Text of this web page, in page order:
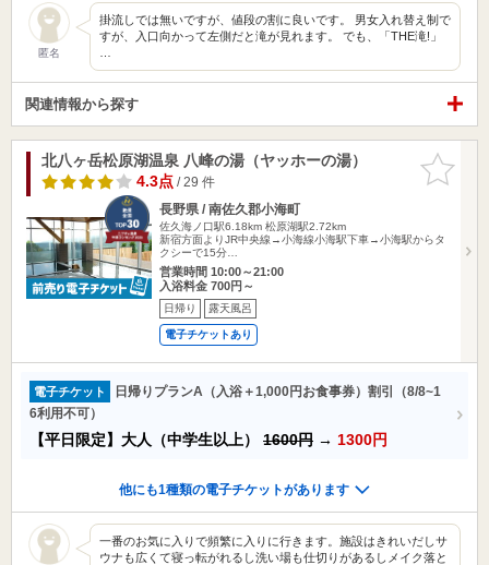
匿名
掛流しでは無いですが、値段の割に良いです。 男女入れ替え制で
すが、入口向かって左側だと滝が見れます。 でも、「THE滝!」
関連情報から探す
お気に入
りに追加
北八ヶ岳松原湖温泉 八峰の湯（ヤッホーの湯）
4.3点/ 29 件
長野県 / 南佐久郡小海町
佐久海ノ口駅6.18km 松原湖駅2.72km
新宿方面よりJR中央線→小海線小海駅下車→小海駅からタ
クシーで15分…
営業時間 10:00～21:00
入浴料金 700円～
日帰り 露天風呂
電子チケットあり
電子チケット
日帰りプランA（入浴＋1,000円お食事券）割引（8/8~1
6利用不可）
【平日限定】大人（中学生以上） 1600円 → 1300円
他にも1種類の電子チケットがあります
一番のお気に入りで頻繁に入りに行きます。施設はきれいだしサ
ウナも広くて寝っ転がれるし洗い場も仕切りがあるしメイク落と